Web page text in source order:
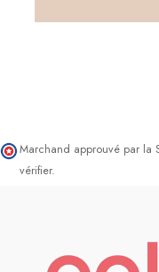
Marchand approuvé par la
vérifier.